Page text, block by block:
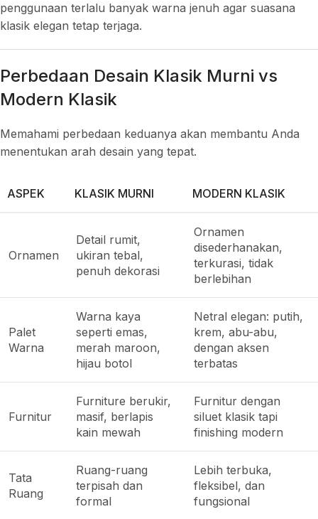
penggunaan terlalu banyak warna jenuh agar suasana
klasik elegan tetap terjaga.
Perbedaan Desain Klasik Murni vs
Modern Klasik
Memahami perbedaan keduanya akan membantu Anda
menentukan arah desain yang tepat.
ASPEK KLASIK MURNI MODERN KLASIK
Ornamen
Detail rumit,
ukiran tebal,
penuh dekorasi
Ornamen
disederhanakan,
terkurasi, tidak
berlebihan
Palet
Warna
Warna kaya
seperti emas,
merah maroon,
hijau botol
Netral elegan: putih,
krem, abu-abu,
dengan aksen
terbatas
Furnitur
Furniture berukir,
masif, berlapis
kain mewah
Furnitur dengan
siluet klasik tapi
finishing modern
Tata
Ruang
Ruang-ruang
terpisah dan
formal
Lebih terbuka,
fleksibel, dan
fungsional